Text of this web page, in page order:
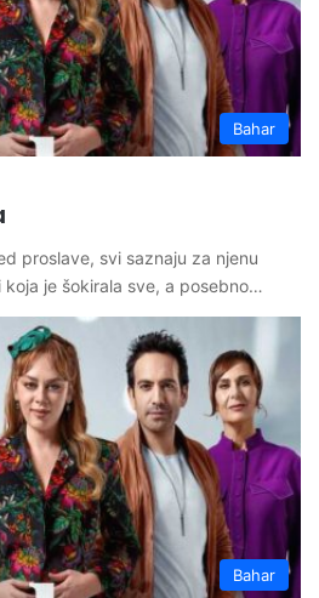
Bahar
proslave, svi saznaju za njenu
je šokirala sve, a posebno…
Bahar